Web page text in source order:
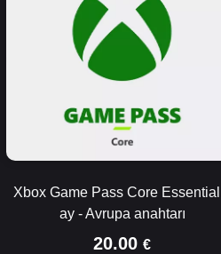
Xbox Game Pass Core
ay - Avrupa anahtarı
20.00 €